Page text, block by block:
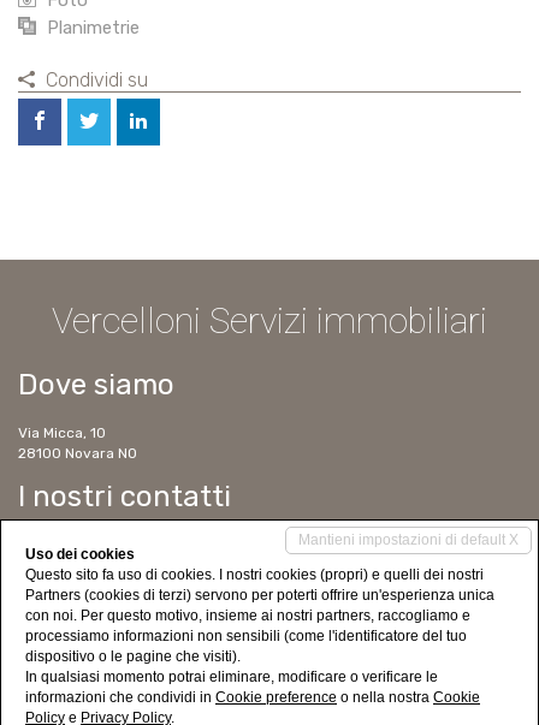
Planimetrie
Condividi su
Vercelloni Servizi immobiliari
Dove siamo
Via Micca, 10
28100 Novara NO
I nostri contatti
Tel. 0321 623391
Cell. 347 6304129
Cell. 338 2757586
ms@immobilver.it
www.vercelloniservizimmobiliari.it
Social Networks
Mantieni impostazioni di default X
Uso dei cookies
Questo sito fa uso di cookies. I nostri cookies (propri) e quelli dei nostri
Partners (cookies di terzi) servono per poterti offrire un'esperienza unica
con noi. Per questo motivo, insieme ai nostri partners, raccogliamo e
processiamo informazioni non sensibili (come l'identificatore del tuo
dispositivo o le pagine che visiti).
In qualsiasi momento potrai eliminare, modificare o verificare le
informazioni che condividi in Cookie preference o nella nostra Cookie
Policy e Privacy Policy.